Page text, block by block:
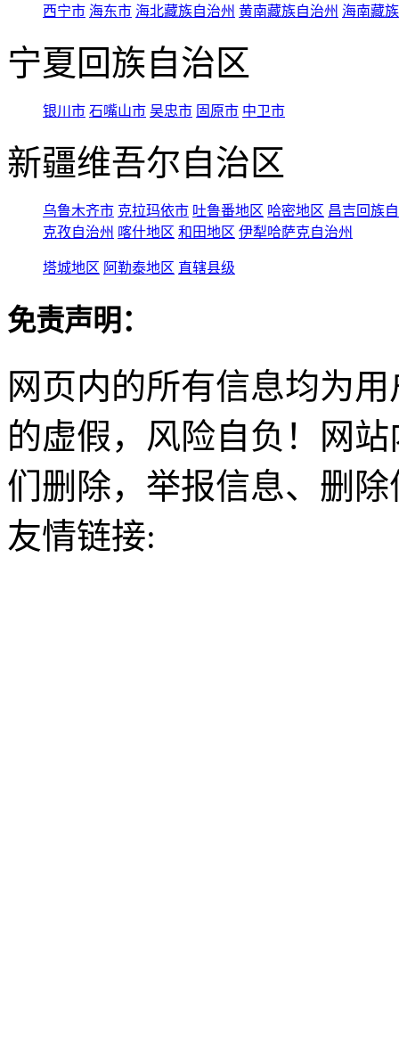
西宁市 海东市 海北藏族自治州 黄南藏族自治州 海南藏
宁夏回族自治区
银川市 石嘴山市 吴忠市 固原市 中卫市
新疆维吾尔自治区
乌鲁木齐市 克拉玛依市 吐鲁番地区 哈密地区 昌吉回族
克孜自治州 喀什地区 和田地区 伊犁哈萨克自治州
塔城地区 阿勒泰地区 直辖县级
免责声明：
网页内的所有信息均为
的虚假，风险自负！网
们删除，举报信息、删
友情链接: